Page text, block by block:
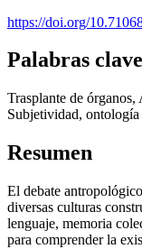
https://doi.org/
Palabras
Trasplante de
Subjetividad, ontología
Resumen
El debate
diversas culturas
lenguaje, memoria
para comprender la